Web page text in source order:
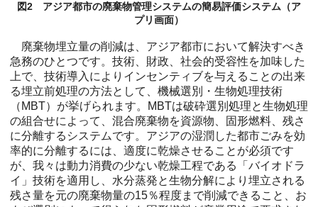
図2 アジア都市の廃棄物管理システムの簡易評価システム（ア
プリ画面）
廃棄物埋立量の削減は、アジア都市において解決すべき
急務のひとつです。技術、財政、社会的受容性を加味した
上で、技術導入によりインセンティブを与えることの出来
る埋立前処理の方法として、機械選別・生物処理技術
（MBT）が挙げられます。MBTは破砕選別処理と生物処理
の組合せによって、混合廃棄物を資源物、固形燃料、残さ
に分離するシステムです。アジアの湿潤した都市ごみを効
率的に分離するには、適度に乾燥させることが必須です
が、我々は動力消費の少ない乾燥工程である「バイオドラ
イ」技術を適用し、水分蒸発と生物分解により埋立される
残さ量を元の廃棄物量の15％程度まで削減できること、お